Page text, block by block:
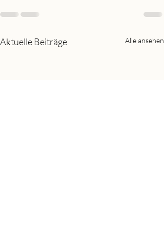
Aktuelle Beiträge Alle ansehen